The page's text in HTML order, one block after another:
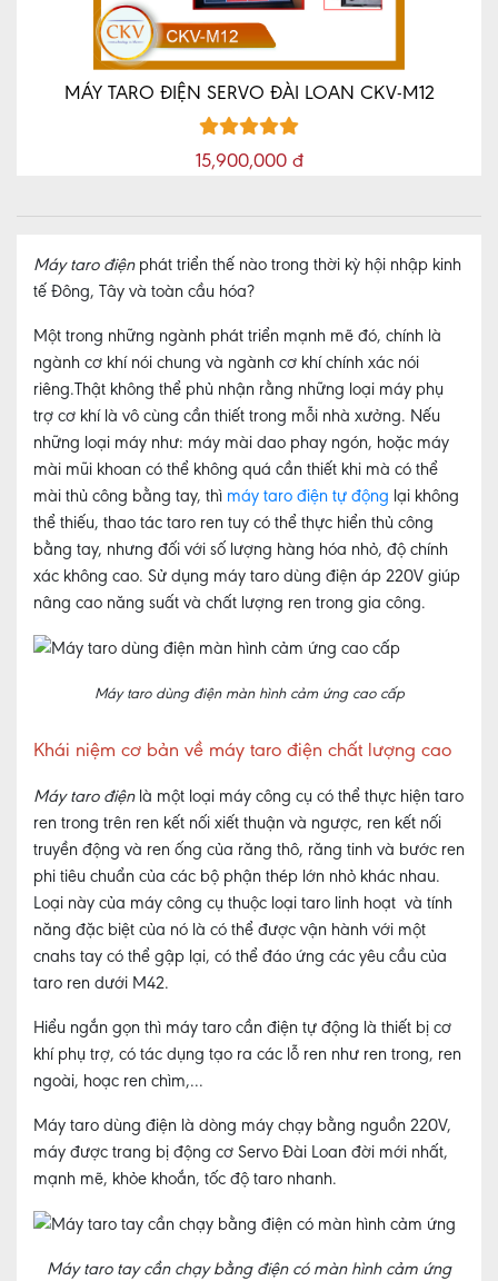
MÁY TARO ĐIỆN SERVO ĐÀI LOAN CKV-M12
15,900,000 đ
Máy taro điệnphát triển thế nào trong thời kỳ hội nhập kinh
tế Đông, Tây và toàn cầu hóa?
Một trong những ngành phát triển mạnh mẽ đó, chính là
ngành cơ khí nói chung và ngành cơ khí chính xác nói
riêng.Thật không thể phủ nhận rằng những loại máy phụ
trợ cơ khí là vô cùng cần thiết trong mỗi nhà xưởng. Nếu
những loại máy như: máy mài dao phay ngón, hoặc máy
mài mũi khoan có thể không quá cần thiết khi mà có thể
mài thủ công bằng tay, thì máy taro điện tự động lại không
thể thiếu, thao tác taro ren tuy có thể thực hiển thủ công
bằng tay, nhưng đối với số lượng hàng hóa nhỏ, độ chính
xác không cao. Sử dụng máy taro dùng điện áp 220V giúp
nâng cao năng suất và chất lượng ren trong gia công.
Máy taro dùng điện màn hình cảm ứng cao cấp
Khái niệm cơ bản về máy taro điện chất lượng cao
Máy taro điệnlà một loại máy công cụ có thể thực hiện taro
ren trong trên ren kết nối xiết thuận và ngược, ren kết nối
truyền động và ren ống của răng thô, răng tinh và bước ren
phi tiêu chuẩn của các bộ phận thép lớn nhỏ khác nhau.
Loại này của máy công cụ thuộc loại taro linh hoạt và tính
năng đặc biệt của nó là có thể được vận hành với một
cnahs tay có thể gập lại, có thể đáo ứng các yêu cầu của
taro ren dưới M42.
Hiểu ngắn gọn thì máy taro cần điện tự động là thiết bị cơ
khí phụ trợ, có tác dụng tạo ra các lỗ ren như ren trong, ren
ngoài, hoạc ren chìm,...
Máy taro dùng điện là dòng máy chạy bằng nguồn 220V,
máy được trang bị động cơ Servo Đài Loan đời mới nhất,
mạnh mẽ, khỏe khoắn, tốc độ taro nhanh.
Máy taro tay cần chạy bằng điện có màn hình cảm ứng